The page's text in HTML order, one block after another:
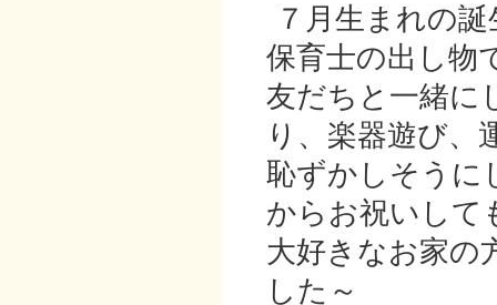
７月生まれの
保育士の出し物
友だちと一緒に
り、楽器遊び
恥ずかしそうに
からお祝いして
大好きなお家の
した～